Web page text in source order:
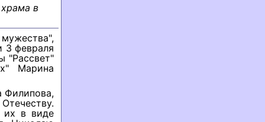
в
3 февраля
"Рассвет"
Марина
Филипова,
их в виде